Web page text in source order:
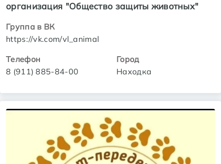
организация "Общество защиты животных"
Группа в ВК
https://vk.com/vl_animal
Телефон
8 (911) 885-84-00
Город
Находка